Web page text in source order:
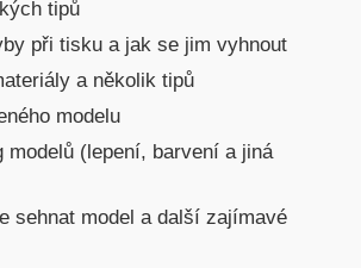
tipů
při tisku a jak se jim vyhnout
a několik tipů
modelu
modelů (lepení, barvení a jiná
sehnat model a další zajímavé